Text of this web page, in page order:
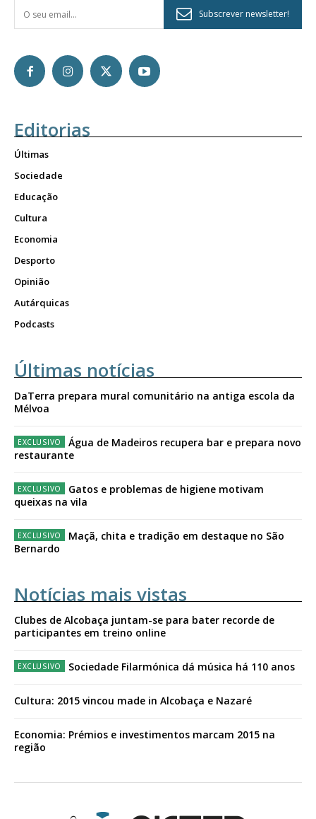
Subscrever newsletter!
Editorias
Últimas
Sociedade
Educação
Cultura
Economia
Desporto
Opinião
Autárquicas
Podcasts
Últimas notícias
DaTerra prepara mural comunitário na antiga escola da
Mélvoa
Água de Madeiros recupera bar e prepara novo
restaurante
Gatos e problemas de higiene motivam
queixas na vila
Maçã, chita e tradição em destaque no São
Bernardo
Notícias mais vistas
Clubes de Alcobaça juntam-se para bater recorde de
participantes em treino online
Sociedade Filarmónica dá música há 110 anos
Cultura: 2015 vincou made in Alcobaça e Nazaré
Economia: Prémios e investimentos marcam 2015 na
região